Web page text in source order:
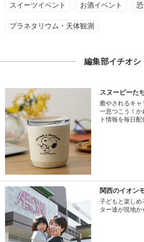
スイーツイベント お酒イベント
プラネタリウム・天体観測
編集部イチオシ
スヌーピーた
癒やされるキャ
一息つこう！か
ト情報を毎日配
関西のイオン
子どもと楽しめ
ター達が現地か